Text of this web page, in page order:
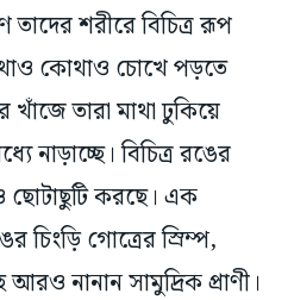
কোথাও চোখে পড়তে
তারা মাথা ঢুকিয়ে
বিচিত্র রঙের
করছে। এক
গোত্রের স্রিম্প,
নানান সামুদ্রিক প্রাণী।
তাই সব প্রাণীর নাম জানি